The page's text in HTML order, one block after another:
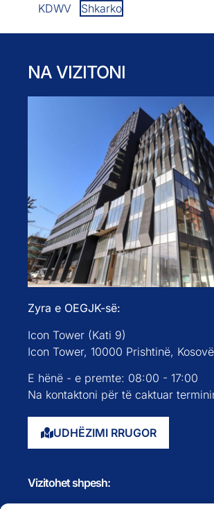
KDWV
Shkarko
NA VIZITONI
Zyra e OEGJK-së:
Icon Tower (Kati 9)
Icon Tower, 10000 Prishtinë, Kosovë
E hënë - e premte: 08:00 - 17:00
Na kontaktoni për të caktuar
UDHËZIMI RRUGOR
Vizitohet shpesh: